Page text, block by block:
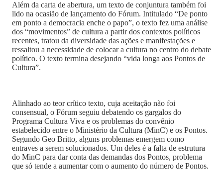
Além da carta de abertura, um texto de conjuntura também foi
lido na ocasião de lançamento do Fórum. Intitulado “De ponto
em ponto a democracia enche o papo”, o texto fez uma análise
dos “movimentos” de cultura a partir dos contextos políticos
recentes, tratou da diversidade das ações e manifestações e
ressaltou a necessidade de colocar a cultura no centro do debate
político. O texto termina desejando “vida longa aos Pontos de
Cultura”.
Alinhado ao teor crítico texto, cuja aceitação não foi
consensual, o Fórum seguiu debatendo os gargalos do
Programa Cultura Viva e os problemas do convênio
estabelecido entre o Ministério da Cultura (MinC) e os Pontos.
Segundo Geo Britto, alguns problemas emergem como
entraves a serem solucionados. Um deles é a falta de estrutura
do MinC para dar conta das demandas dos Pontos, problema
que só tende a aumentar com o aumento do número de Pontos.